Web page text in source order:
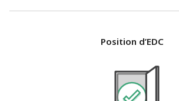
Position d’EDC